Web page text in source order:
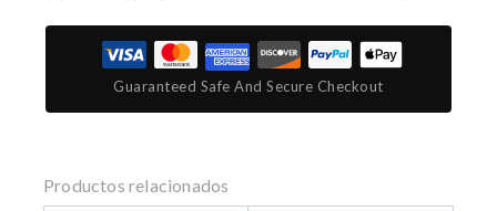
Guaranteed Safe And Secure Checkout
Productos relacionados